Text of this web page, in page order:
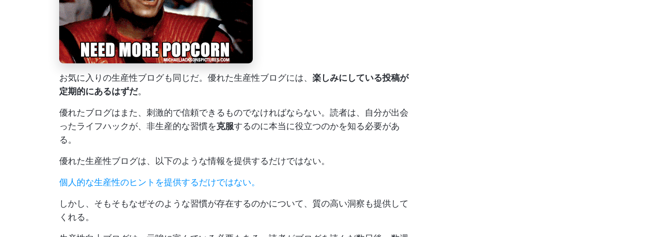
お気に入りの生産性ブログも同じだ。優れた生産性ブログには、 楽しみにしている投稿が
定期的にあるはずだ。
優れたブログはまた、刺激的で信頼できるものでなければならない。読者は、自分が出会
ったライフハックが、非生産的な習慣を克服するのに本当に役立つのかを知る必要があ
る。
優れた生産性ブログは、以下のような情報を提供するだけではない。
個人的な生産性のヒントを提供するだけではない。
しかし、そもそもなぜそのような習慣が存在するのかについて、質の高い洞察も提供して
くれる。